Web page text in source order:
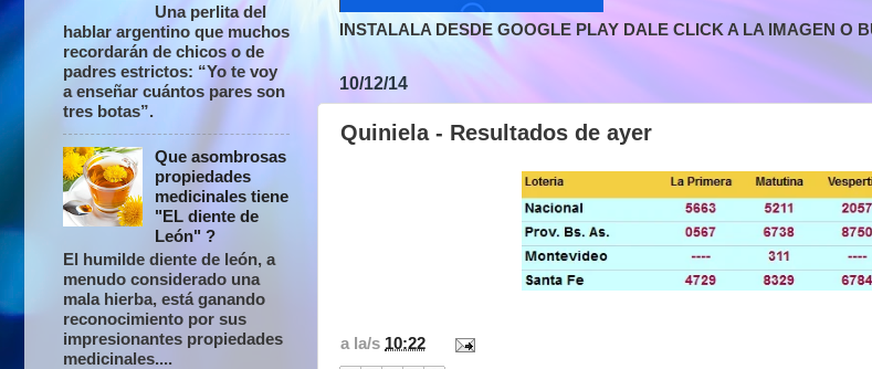
INSTALALA DESDE GOOGLE PLAY DALE CLICK A LA IMAGEN O
10/12/14
Quiniela - Resultados de ayer
a la/s 10:22
Una perlita del
hablar argentino que muchos
recordarán de chicos o de
padres estrictos: “Yo te voy
a enseñar cuántos pares son
tres botas”.
Que asombrosas
propiedades
medicinales tiene
"EL diente de
León" ?
El humilde diente de león, a
menudo considerado una
mala hierba, está ganando
reconocimiento por sus
impresionantes propiedades
medicinales....